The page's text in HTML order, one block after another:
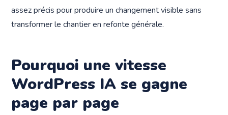
assez précis pour produire un changement visible sans
transformer le chantier en refonte générale.
Pourquoi une vitesse
WordPress IA se gagne
page par page